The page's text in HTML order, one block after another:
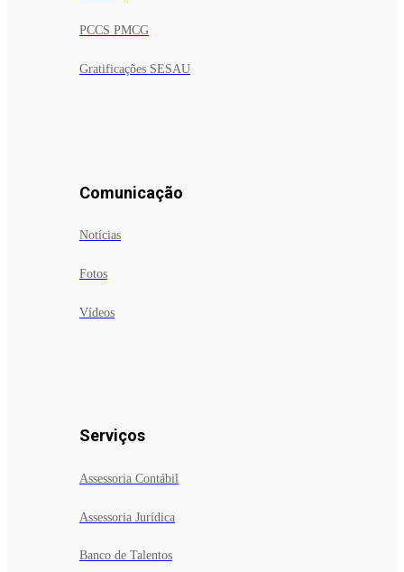
PCCS PMCG
Gratificações SESAU
Comunicação
Notícias
Fotos
Vídeos
Serviços
Assessoria Contábil
Assessoria Jurídica
Banco de Talentos